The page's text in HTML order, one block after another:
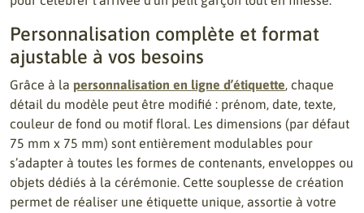
Personnalisation complète et format
ajustable à vos besoins
Grâce à la personnalisation en ligne d’étiquette, chaque
détail du modèle peut être modifié : prénom, date, texte,
couleur de fond ou motif floral. Les dimensions (par défaut
75 mm x 75 mm) sont entièrement modulables pour
s’adapter à toutes les formes de contenants, enveloppes ou
objets dédiés à la cérémonie. Cette souplesse de création
permet de réaliser une étiquette unique, assortie à votre